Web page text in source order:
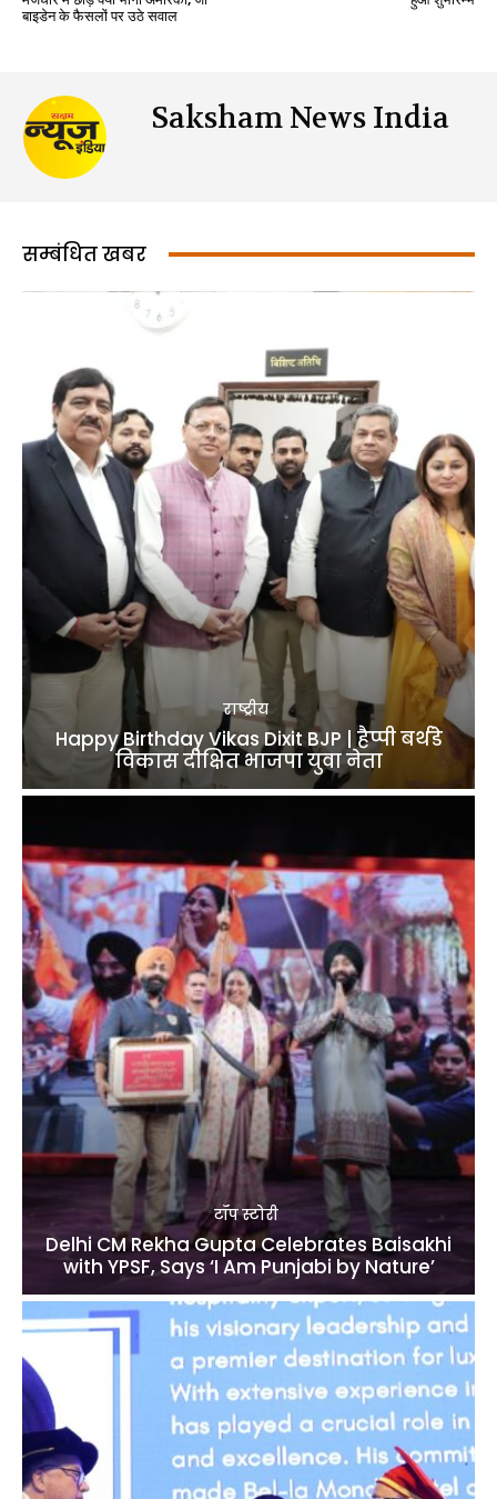
बाइडेन के फैसलों पर उठे सवाल
Saksham News India
सम्बंधित खबर
राष्ट्रीय
Happy Birthday Vikas Dixit BJP | हैप्पी बर्थडे
विकास दीक्षित भाजपा युवा नेता
टॉप स्टोरी
Delhi CM Rekha Gupta Celebrates Baisakhi
with YPSF, Says ‘I Am Punjabi by Nature’